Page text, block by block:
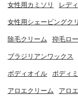
女性用カミソリ レデ
女性用シェービングク
除毛クリーム 抑毛ロ
ブラジリアンワックス
ボディオイル ボディ
アロエクリーム アロ